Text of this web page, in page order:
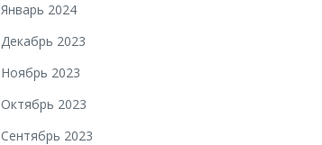
Январь 2024
Декабрь 2023
Ноябрь 2023
Октябрь 2023
Сентябрь 2023